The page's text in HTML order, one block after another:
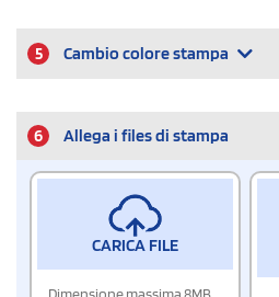
5 Cambio colore stampa
6 Allega i files di stampa
CARICA FILE